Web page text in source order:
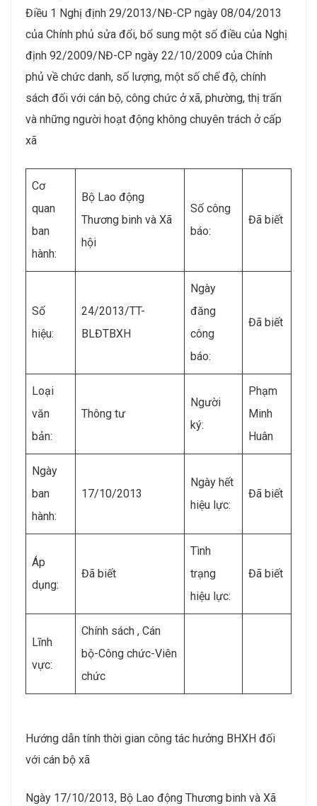
Điều 1 Nghị định 29/2013/NĐ-CP ngày 08/04/2013
của Chính phủ sửa đổi, bổ sung một số điều của Nghị
định 92/2009/NĐ-CP ngày 22/10/2009 của Chính
phủ về chức danh, số lượng, một số chế độ, chính
sách đối với cán bộ, công chức ở xã, phường, thị trấn
và những người hoạt động không chuyên trách ở cấp
xã
Cơ
quan
ban
hành:
Bộ Lao động
Thương binh và Xã
hội
Số công
báo:
Đã biết
Số
hiệu:
24/2013/TT-
BLĐTBXH
Ngày
đăng
công
báo:
Đã biết
Loại
văn
bản:
Thông tư
Người
ký:
Phạm
Minh
Huân
Ngày
ban
hành:
17/10/2013
Ngày hết
hiệu lực:
Đã biết
Áp
dụng:
Đã biết
Tình
trạng
hiệu lực:
Đã biết
Lĩnh
vực:
Chính sách , Cán
bộ-Công chức-Viên
chức
Hướng dẫn tính thời gian công tác hưởng BHXH đối
với cán bộ xã
Ngày 17/10/2013, Bộ Lao động Thương binh và Xã